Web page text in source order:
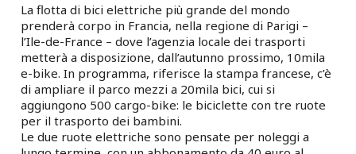
La flotta di bici elettriche più grande del mondo
prenderà corpo in Francia, nella regione di Parigi –
l’Ile-de-France – dove l’agenzia locale dei trasporti
metterà a disposizione, dall’autunno prossimo, 10mila
e-bike. In programma, riferisce la stampa francese, c’è
di ampliare il parco mezzi a 20mila bici, cui si
aggiungono 500 cargo-bike: le biciclette con tre ruote
per il trasporto dei bambini.
Le due ruote elettriche sono pensate per noleggi a